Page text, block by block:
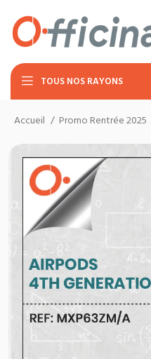
TOUS NOS RAYONS
Accueil Promo Rentrée 2025